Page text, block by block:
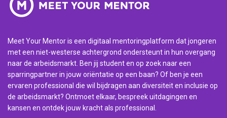
Meet Your Mentor is een digitaal mentoringplatform dat jongeren
met een niet-westerse achtergrond ondersteunt in hun overgang
naar de arbeidsmarkt. Ben jij student en op zoek naar een
sparringpartner in jouw oriëntatie op een baan? Of ben je een
ervaren professional die wil bijdragen aan diversiteit en inclusie op
de arbeidsmarkt? Ontmoet elkaar, bespreek uitdagingen en
kansen en ontdek jouw kracht als professional.